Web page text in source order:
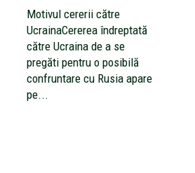
Motivul cererii către
UcrainaCererea îndreptată
către Ucraina de a se
pregăti pentru o posibilă
confruntare cu Rusia apare
pe...